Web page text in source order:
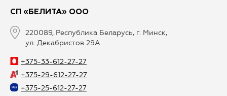
СП «БЕЛИТА» ООО
220089, Республика Беларусь, г. Минск,
ул. Декабристов 29А
+375-33-612-27-27
+375-29-612-27-27
+375-25-612-27-27